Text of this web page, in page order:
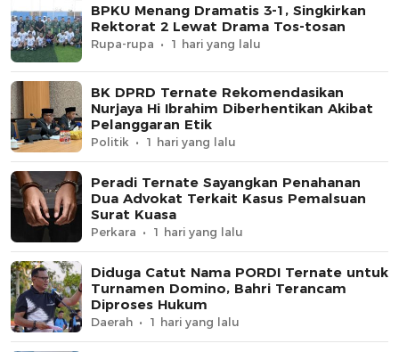
BPKU Menang Dramatis 3-1, Singkirkan
Rektorat 2 Lewat Drama Tos-tosan
Rupa-rupa 1 hari yang lalu
BK DPRD Ternate Rekomendasikan
Nurjaya Hi Ibrahim Diberhentikan Akibat
Pelanggaran Etik
Politik 1 hari yang lalu
Peradi Ternate Sayangkan Penahanan
Dua Advokat Terkait Kasus Pemalsuan
Surat Kuasa
Perkara 1 hari yang lalu
Diduga Catut Nama PORDI Ternate untuk
Turnamen Domino, Bahri Terancam
Diproses Hukum
Daerah 1 hari yang lalu